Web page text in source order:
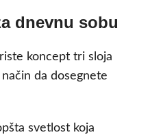
dnevnu sobu
koncept tri sloja
da dosegnete
svetlost koja